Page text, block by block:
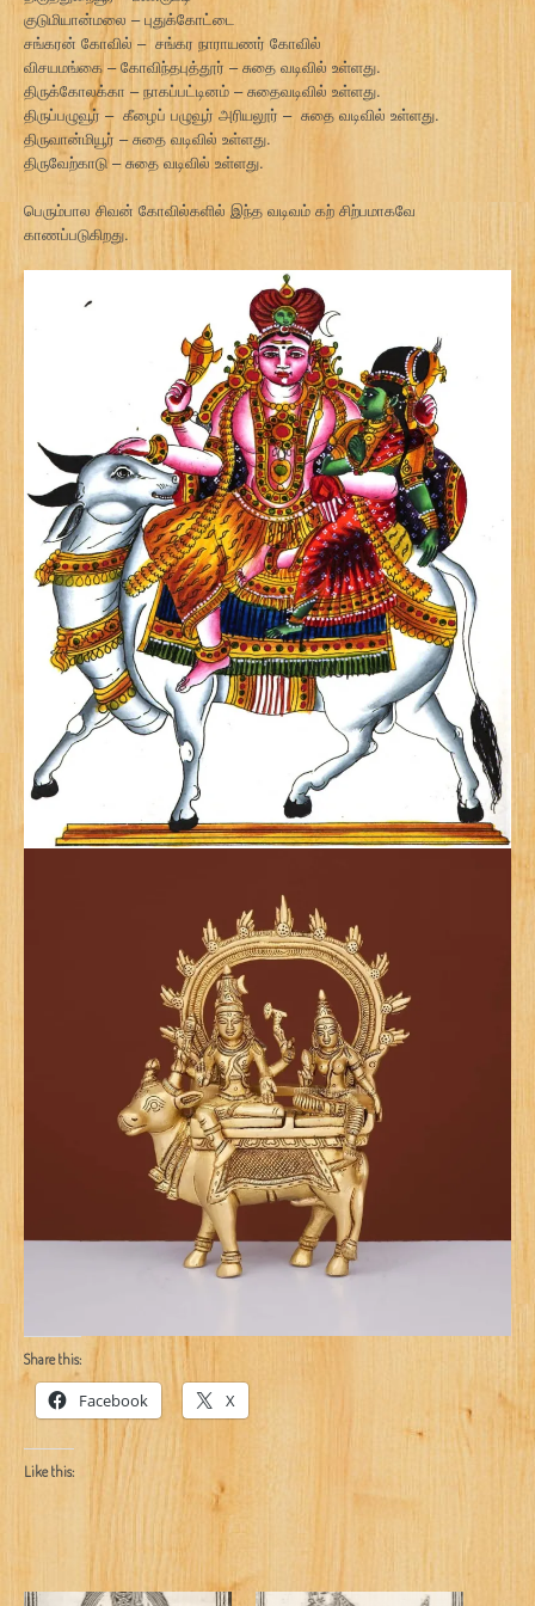
குடுமியான்மலை – புதுக்கோட்டை
சங்கரன் கோவில் – சங்கர நாராயணர் கோவில்
விசயமங்கை – கோவிந்தபுத்தூர் – சுதை வடிவில் உள்ளது.
திருக்கோலக்கா – நாகப்பட்டினம் – சுதைவடிவில் உள்ளது.
திருப்பழுவூர் – கீழைப் பழுவூர் அரியலூர் – சுதை வடிவில் உள்ளது.
திருவான்மியூர் – சுதை வடிவில் உள்ளது.
திருவேற்காடு – சுதை வடிவில் உள்ளது.
பெரும்பால சிவன் கோவில்களில் இந்த வடிவம் கற் சிற்பமாகவே
காணப்படுகிறது.
Share this:
Facebook X
Like this: